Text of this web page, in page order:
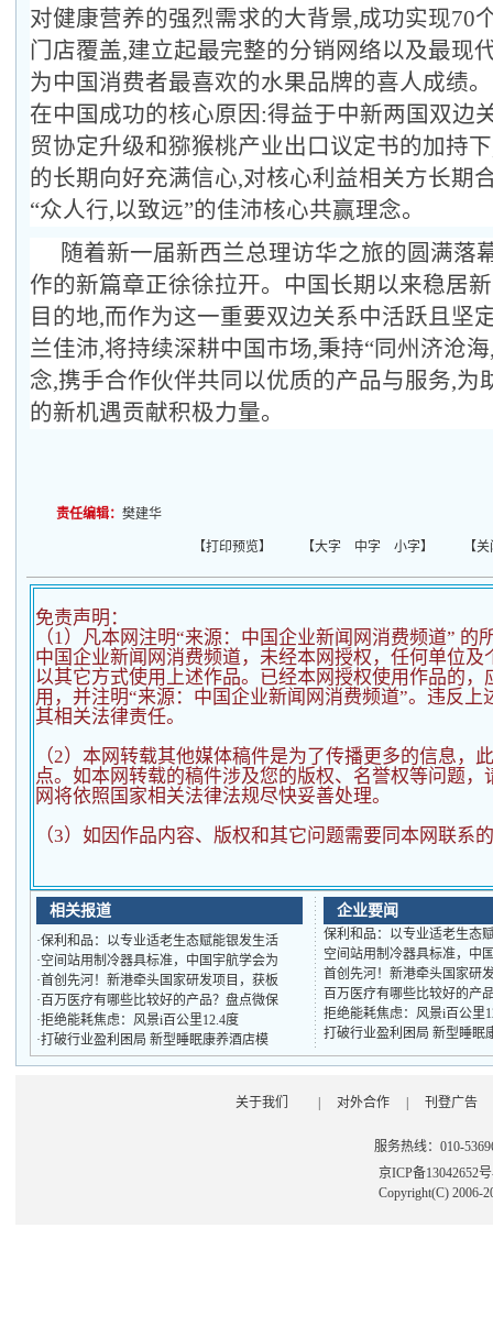
对健康营养的强烈需求的大背景,成功实现70
门店覆盖,建立起最完整的分销网络以及最现
为中国消费者最喜欢的水果品牌的喜人成绩
在中国成功的核心原因:得益于中新两国双边
贸协定升级和猕猴桃产业出口议定书的加持
的长期向好充满信心,对核心利益相关方长期
“众人行,以致远”的佳沛核心共赢理念。
随着新一届新西兰总理访华之旅的圆满落
作的新篇章正徐徐拉开。中国长期以来稳居
目的地,而作为这一重要双边关系中活跃且
兰佳沛,将持续深耕中国市场,秉持“同州济沧
念,携手合作伙伴共同以优质的产品与服务,为
的新机遇贡献积极力量。
责任编辑： 樊建华
【打印预览】 【大字 中字 小字】 【关
免责声明：
（1）凡本网注明“来源：中国企业新闻网消费频道” 的
中国企业新闻网消费频道，未经本网授权，任何单位及
以其它方式使用上述作品。已经本网授权使用作品的，
用，并注明“来源：中国企业新闻网消费频道”。违反上
其相关法律责任。
（2） 本网转载其他媒体稿件是为了传播更多的信息，
点。如本网转载的稿件涉及您的版权、名誉权等问题，
网将依照国家相关法律法规尽快妥善处理。
（3）如因作品内容、版权和其它问题需要同本网联系
相关报道
·保利和品：以专业适老生态赋能银发生活
·空间站用制冷器具标准，中国宇航学会为
·首创先河！新港牵头国家研发项目，获板
· 百万医疗有哪些比较好的产品？盘点微保
·拒绝能耗焦虑：风景i百公里12.4度
·打破行业盈利困局 新型睡眠康养酒店模
企业要闻
保利和品：以专业适老生态
空间站用制冷器具标准，中
首创先河！新港牵头国家研
百万医疗有哪些比较好的产
拒绝能耗焦虑：风景i百公里
打破行业盈利困局 新型睡眠
关于我们 对外合作 刊登广告
服务热线：010-
京ICP备13042652
Copyright(C) 2006-